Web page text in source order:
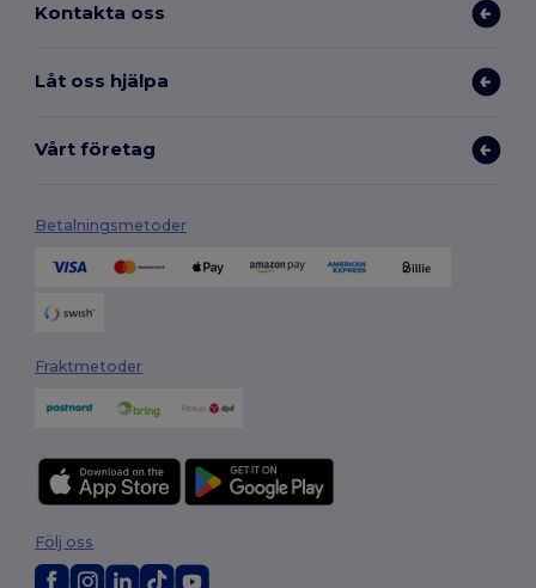
Kontakta oss
Låt oss hjälpa
Vårt företag
Betalningsmetoder
Fraktmetoder
Följ oss